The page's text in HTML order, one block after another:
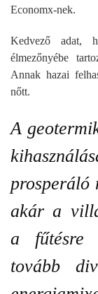
Economx-nek.
Kedvező adat,
élmezőnyébe
Annak hazai
nőtt.
A
prosperáló
akár a
a fűtésre
tovább